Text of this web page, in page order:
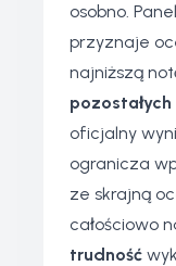
osobno. Panel
przyznaje
najniższą
oficjalny
ogranicza
ze skrajną
całościowo
trudność